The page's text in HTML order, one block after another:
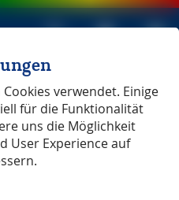
unabhängig seit 1979
Emin
verwendet. Einige
für die Funktionalität
uns die Möglichkeit
User Experience auf